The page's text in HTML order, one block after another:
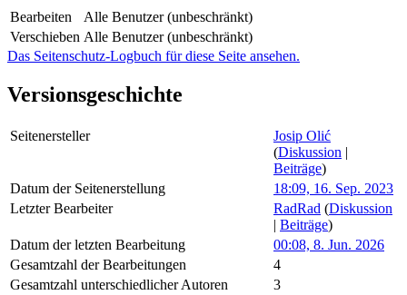
Bearbeiten
Alle Benutzer (unbeschränkt)
Verschieben Alle Benutzer (unbeschränkt)
Das Seitenschutz-Logbuch für diese Seite ansehen.
Versionsgeschichte
Seitenersteller
Josip Olić
(Diskussion |
Beiträge)
Datum der Seitenerstellung
18:09, 16. Sep. 2023
Letzter Bearbeiter
RadRad (Diskussion
| Beiträge)
Datum der letzten Bearbeitung
00:08, 8. Jun. 2026
Gesamtzahl der Bearbeitungen
4
Gesamtzahl unterschiedlicher Autoren
3